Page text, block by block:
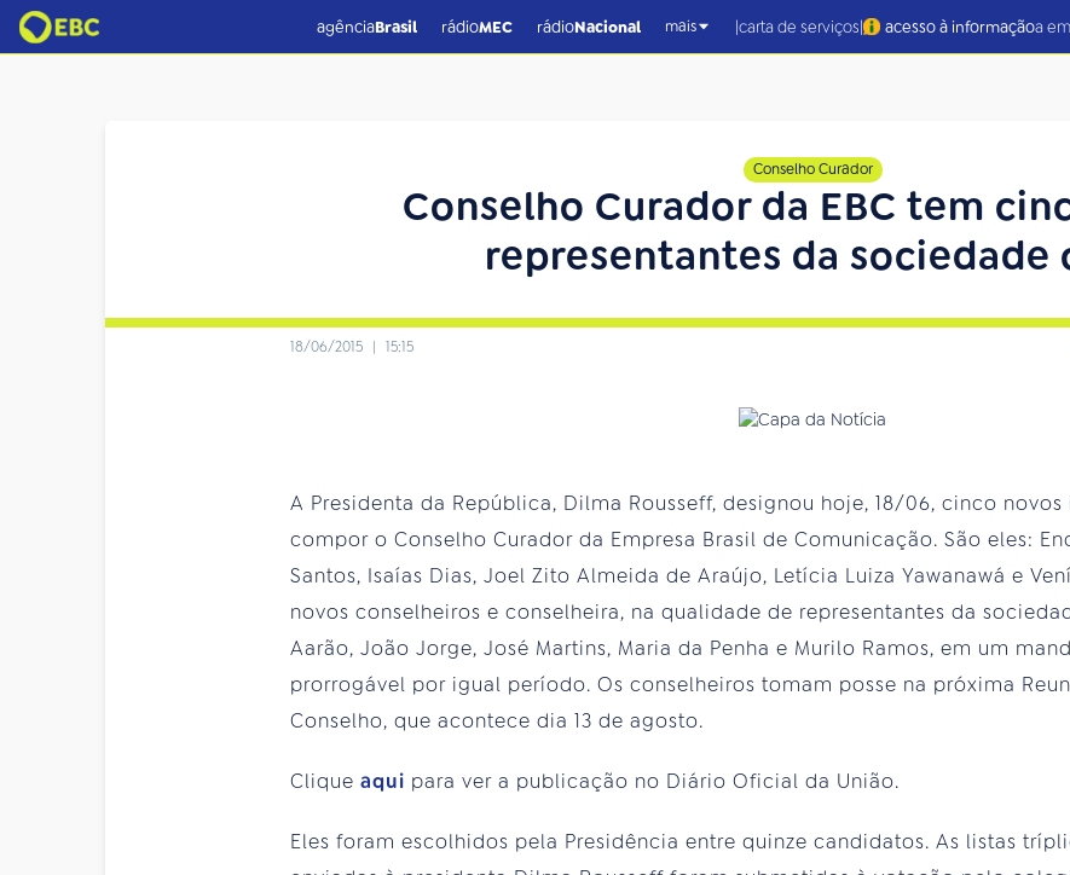
agênciaBrasil rádioMEC rádioNacional mais |carta de serviços| acesso à informaçãoa
Conselho Curador
Conselho Curador da EBC tem
representantes da sociedade
18/06/2015 | 15:15
A Presidenta da República, Dilma Rousseff, designou hoje, 18/06, cinco
compor o Conselho Curador da Empresa Brasil de Comunicação. São eles:
Santos, Isaías Dias, Joel Zito Almeida de Araújo, Letícia Luiza Yawanawá e
novos conselheiros e conselheira, na qualidade de representantes da
Aarão, João Jorge, José Martins, Maria da Penha e Murilo Ramos, em um
prorrogável por igual período. Os conselheiros tomam posse na próxima
Conselho, que acontece dia 13 de agosto.
Clique aqui para ver a publicação no Diário Oficial da União.
Eles foram escolhidos pela Presidência entre quinze candidatos. As listas